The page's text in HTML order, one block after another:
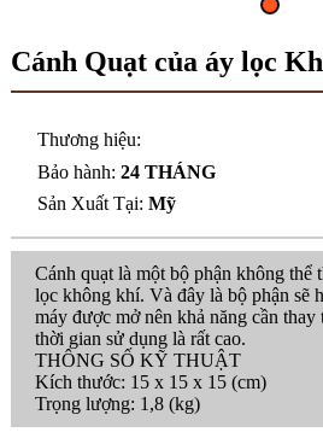
Cánh Quạt của áy lọc
Thương hiệu:
Bảo hành:24 THÁNG
Sản Xuất Tại:Mỹ
Cánh quạt là một bộ phận không thể
lọc không khí. Và đây là bộ phận sẽ
máy được mở nên khả năng cần thay
thời gian sử dụng là rất cao.
THÔNG SỐ KỸ THUẬT
Kích thước: 15 x 15 x 15 (cm)
Trọng lượng: 1,8 (kg)